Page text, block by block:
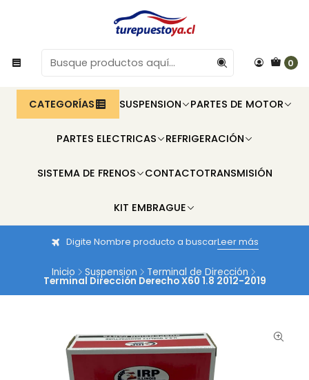
0
CATEGORÍAS SUSPENSION PARTES DE MOTOR
PARTES ELECTRICAS REFRIGERACIÓN
SISTEMA DE FRENOS CONTACTOTRANSMISIÓN
KIT EMBRAGUE
Digite Nombre producto a buscarLeer más
Inicio Suspension Terminal de Dirección
Terminal Dirección Derecho X60 1.8 2012-2019